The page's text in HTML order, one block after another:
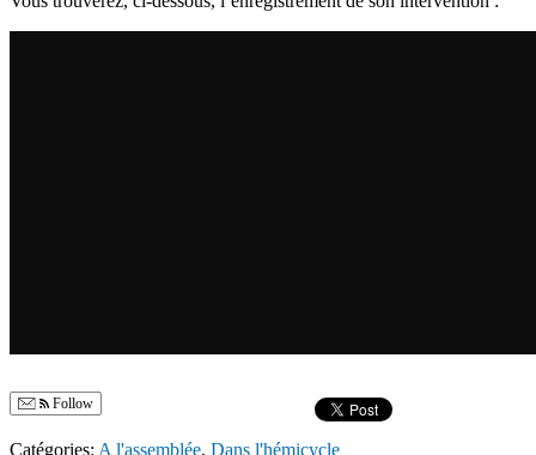
Follow
Catégories: A l'assemblée, Dans l'hémicycle